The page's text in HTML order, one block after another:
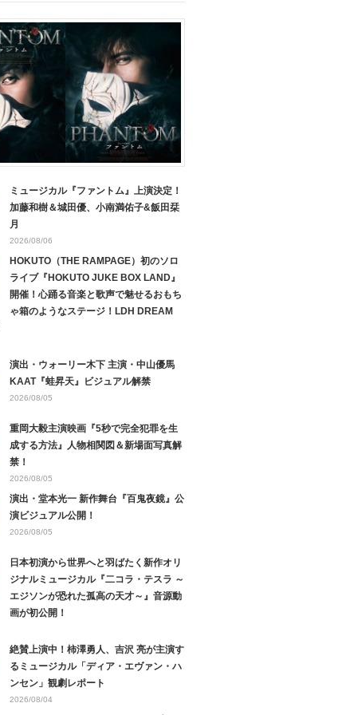
ミュージカル『ファントム』上演決定！
加藤和樹＆城田優、小南満佑子&飯田栞
月
2026/08/06
HOKUTO（THE RAMPAGE）初のソロ
ライブ『HOKUTO JUKE BOX LAND』
開催！心踊る音楽と歌声で魅せるおもち
ゃ箱のようなステージ！LDH DREAM
演出・ウォーリー木下 主演・中山優馬
KAAT『蛙昇天』ビジュアル解禁
2026/08/05
重岡大毅主演映画『5秒で完全犯罪を生
成する方法』人物相関図＆新場面写真解
禁！
2026/08/05
演出・堂本光一 新作舞台『百鬼夜鏡』公
演ビジュアル公開！
2026/08/05
日本初演から世界へと羽ばたく新作オリ
ジナルミュージカル『二コラ・テスラ ～
エジソンが恐れた孤高の天才～』音源動
画が初公開！
絶賛上演中！柿澤勇人、吉沢 亮が主演す
るミュージカル「ディア・エヴァン・ハ
ンセン」観劇レポート
2026/08/04